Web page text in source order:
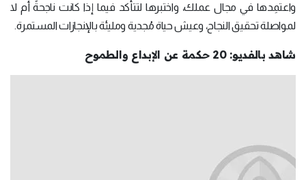
واعتمِدها في مجال عملك، واختبرها لتتأكد فيما إذا كانت ناجحةً أم لا
لمواصلة تحقيق النجاح، وعيش حياة مُجدية ومليئة بالإنجازات المستمرة.
شاهد بالفديو: 20 حكمة عن الإبداع والطموح